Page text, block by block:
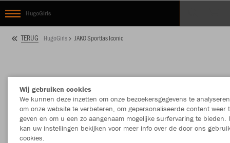
HugoGirls
TERUG HugoGirls JAKO Sporttas Iconic
Wij gebruiken cookies
We kunnen deze inzetten om onze bezoekersgegevens te
om onze website te verbeteren, om gepersonaliseerde content weer
geven en om u een zo aangenaam mogelijke surfervaring te bieden.
kan uw instellingen bekijken voor meer info over de door ons
cookies.